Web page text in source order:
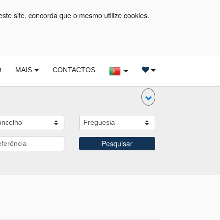
site, concorda que o mesmo utilize cookies.
MAIS CONTACTOS
Pesquisar